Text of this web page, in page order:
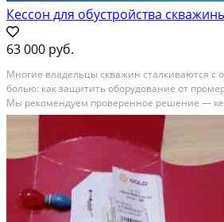
Кессон для обустройства
63 000 руб.
Многие владельцы скважин сталкиваются с
болью: как защитить оборудование от
Мы рекомендуем проверенное решение —
Почему именно он? Надежность. Выполнен
полипропилена. Он не ржавеет, не гниет и